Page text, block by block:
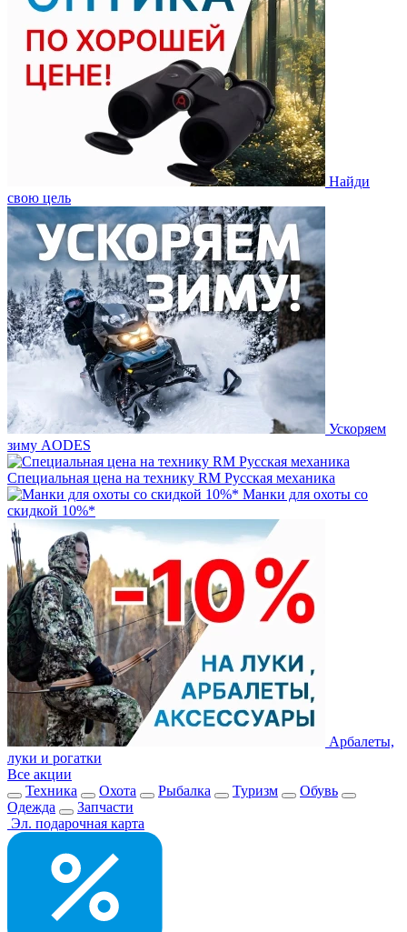
Найди
свою цель
Ускоряем
зиму AODES
Специальная цена на технику RM Русская механика
Манки для охоты со
скидкой 10%*
Арбалеты,
луки и рогатки
Все акции
Техника
Охота Рыбалка Туризм
Обувь
Одежда
Запчасти
Эл. подарочная карта